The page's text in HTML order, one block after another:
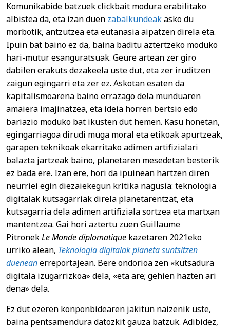
Komunikabide batzuek clickbait modura erabilitako
albistea da, eta izan duen zabalkundeakasko du
morbotik, antzutzea eta eutanasia aipatzen direla eta.
Ipuin bat baino ez da, baina baditu aztertzeko moduko
hari-mutur esanguratsuak. Geure artean zer giro
dabilen erakuts dezakeela uste dut, eta zer iruditzen
zaigun egingarri eta zer ez. Askotan esaten da
kapitalismoarena baino errazago dela munduaren
amaiera imajinatzea, eta ideia horren bertsio edo
bariazio moduko bat ikusten dut hemen. Kasu honetan,
egingarriagoa dirudi muga moral eta etikoak apurtzeak,
garapen teknikoak ekarritako adimen artifizialari
balazta jartzeak baino, planetaren mesedetan besterik
ez bada ere. Izan ere, hori da ipuinean hartzen diren
neurriei egin diezaiekegun kritika nagusia: teknologia
digitalak kutsagarriak direla planetarentzat, eta
kutsagarria dela adimen artifiziala sortzea eta martxan
mantentzea. Gai hori aztertu zuen Guillaume
PitronekLe Monde diplomatique kazetaren 2021eko
urriko alean, Teknologia digitalak planeta suntsitzen
dueneanerreportajean. Bere ondorioa zen «kutsadura
digitala izugarrizkoa» dela, «eta are; gehien hazten ari
dena» dela.
Ez dut ezeren konponbidearen jakitun naizenik uste,
baina pentsamendura datozkit gauza batzuk. Adibidez,